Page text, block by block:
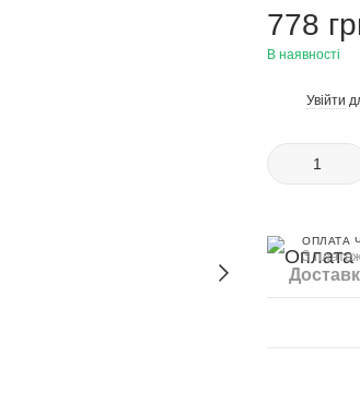
778
В наявності
Увійти
ОПЛАТА
3